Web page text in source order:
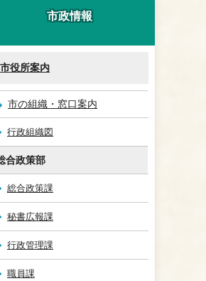
市政情報
市役所案内
市の組織・窓口案内
行政組織図
合政策部
総合政策課
秘書広報課
行政管理課
職員課